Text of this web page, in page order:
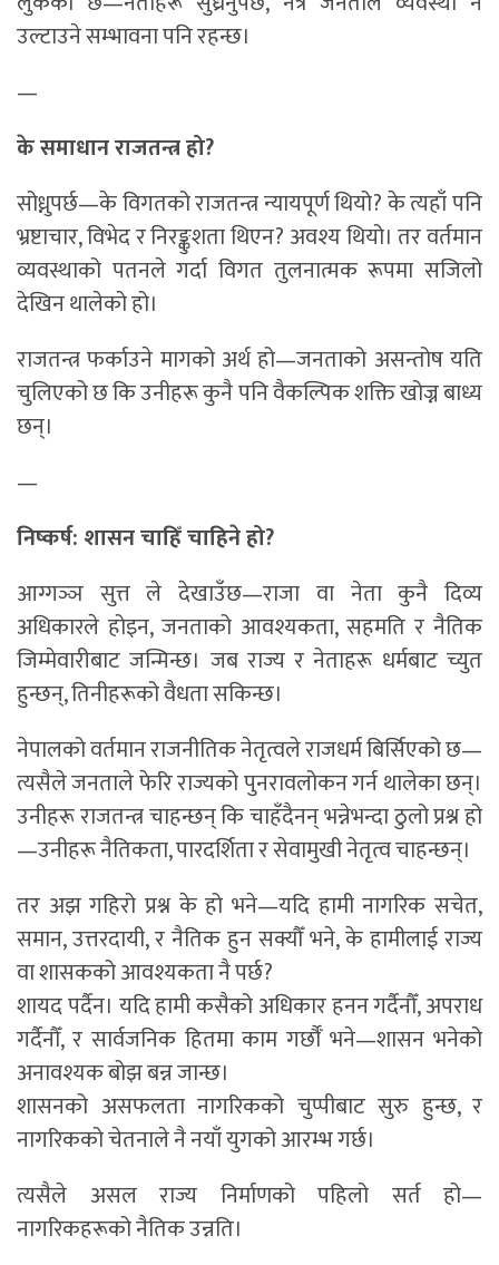
उल्टाउने सम्भावना पनि रहन्छ।
—
के समाधान राजतन्त्र हो?
सोध्नुपर्छ—के विगतको राजतन्त्र न्यायपूर्ण थियो? के त्यहाँ पनि
भ्रष्टाचार, विभेद र निरङ्कुशता थिएन? अवश्य थियो। तर वर्तमान
व्यवस्थाको पतनले गर्दा विगत तुलनात्मक रूपमा सजिलो
देखिन थालेको हो।
राजतन्त्र फर्काउने मागको अर्थ हो—जनताको असन्तोष यति
चुलिएको छ कि उनीहरू कुनै पनि वैकल्पिक शक्ति खोज्न बाध्य
छन्।
—
निष्कर्ष: शासन चाहिँ चाहिने हो?
आग्गञ्ञ सुत्त ले देखाउँछ—राजा वा नेता कुनै दिव्य
अधिकारले होइन, जनताको आवश्यकता, सहमति र नैतिक
जिम्मेवारीबाट जन्मिन्छ। जब राज्य र नेताहरू धर्मबाट च्युत
हुन्छन्, तिनीहरूको वैधता सकिन्छ।
नेपालको वर्तमान राजनीतिक नेतृत्वले राजधर्म बिर्सिएको छ—
त्यसैले जनताले फेरि राज्यको पुनरावलोकन गर्न थालेका छन्।
उनीहरू राजतन्त्र चाहन्छन् कि चाहँदैनन् भन्नेभन्दा ठुलो प्रश्न हो
—उनीहरू नैतिकता, पारदर्शिता र सेवामुखी नेतृत्व चाहन्छन्।
तर अझ गहिरो प्रश्न के हो भने—यदि हामी नागरिक सचेत,
समान, उत्तरदायी, र नैतिक हुन सक्यौँ भने, के हामीलाई राज्य
वा शासकको आवश्यकता नै पर्छ?
शायद पर्दैन। यदि हामी कसैको अधिकार हनन गर्दैनौँ, अपराध
गर्दैनौँ, र सार्वजनिक हितमा काम गर्छौँ भने—शासन भनेको
अनावश्यक बोझ बन्न जान्छ।
शासनको असफलता नागरिकको चुप्पीबाट सुरु हुन्छ, र
नागरिकको चेतनाले नै नयाँ युगको आरम्भ गर्छ।
त्यसैले असल राज्य निर्माणको पहिलो सर्त हो—
नागरिकहरूको नैतिक उन्नति।